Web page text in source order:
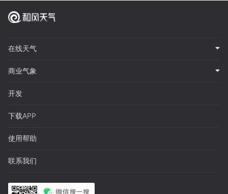
在线天气
商业气象
开发
下载APP
使用帮助
联系我们